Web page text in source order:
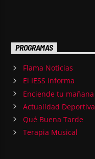
PROGRAMAS
Flama Noticias
El IESS informa
Enciende tu mañana
Actualidad Deportiva
Qué Buena Tarde
Terapia Musical